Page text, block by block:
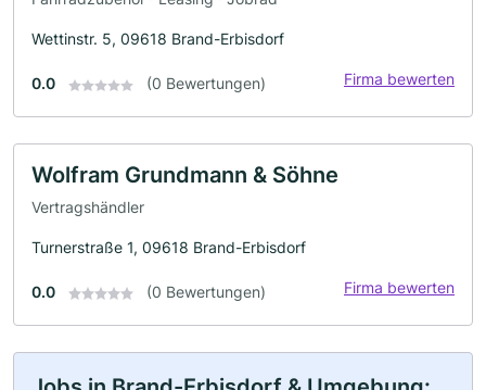
Wettinstr. 5, 09618 Brand-Erbisdorf
0.0 (0 Bewertungen) Firma bewerten
Wolfram Grundmann & Söhne
Vertragshändler
Turnerstraße 1, 09618 Brand-Erbisdorf
0.0 (0 Bewertungen) Firma bewerten